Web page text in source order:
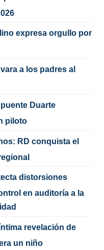
expresa orgullo por
a los padres al
Duarte
piloto
RD conquista el
distorsiones
en auditoría a la
revelación de
un niño